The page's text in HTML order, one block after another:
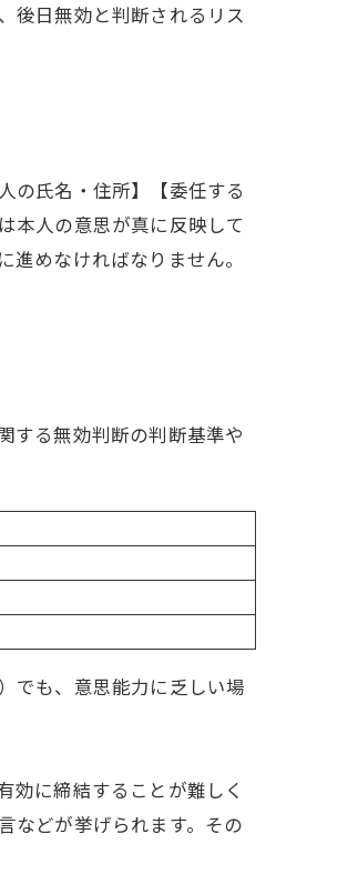
後日無効と判断されるリス
の氏名・住所】【委任する
本人の意思が真に反映して
めなければなりません。
する無効判断の判断基準や
でも、意思能力に乏しい場
効に締結することが難しく
などが挙げられます。その